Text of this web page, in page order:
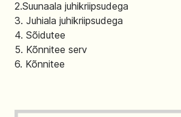
2.Suunaala juhikriipsudega
3. Juhiala juhikriipsudega
4. Sõidutee
5. Kõnnitee serv
6. Kõnnitee